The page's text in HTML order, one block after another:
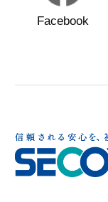
Facebook